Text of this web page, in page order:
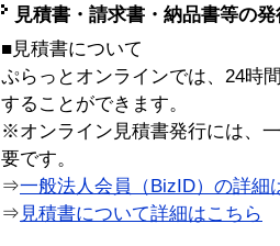
見積書・請求書・納品書等の
■見積書について
ぷらっとオンラインでは、24時
することができます。
※オンライン見積書発行には、
要です。
⇒一般法人会員（BizID）の詳細
⇒ 見積書について詳細はこちら